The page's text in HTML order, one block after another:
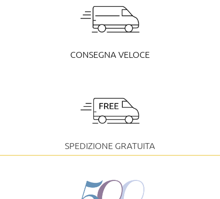
CONSEGNA VELOCE
SPEDIZIONE GRATUITA